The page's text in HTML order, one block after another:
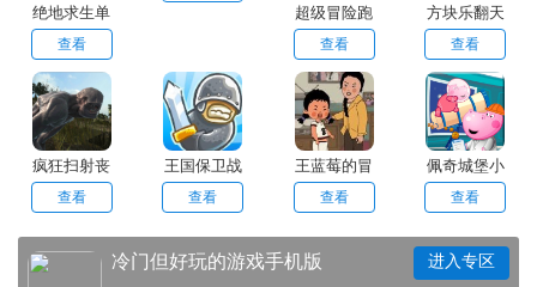
绝地求生单
机版
查看
超级冒险跑
步
查看
方块乐翻天
查看
疯狂扫射丧
尸生存
查看
王国保卫战
查看
王蓝莓的冒
险生活
查看
佩奇城堡小
英雄
查看
冷门但好玩的游戏手机版 进入专区